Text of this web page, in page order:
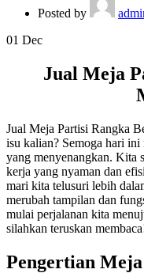
Posted by
01 Dec
Jual Meja
Jual Meja Partisi Rangka
isu kalian? Semoga hari ini
yang menyenangkan. Kita
kerja yang nyaman dan
mari kita telusuri lebih
merubah tampilan dan
mulai perjalanan kita
silahkan teruskan
Pengertian